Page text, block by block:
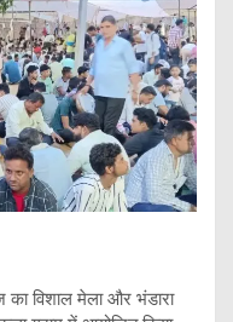
का विशाल मेला और भंडारा